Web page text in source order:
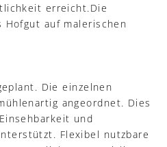
erreicht.Die
auf malerischen
Die einzelnen
angeordnet. Dies
und
Flexibel nutzbare